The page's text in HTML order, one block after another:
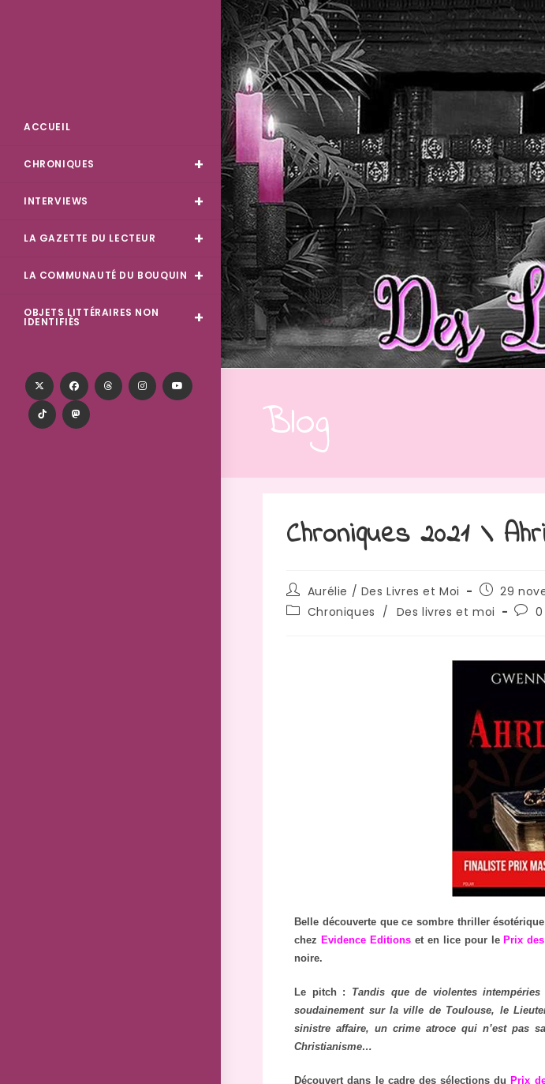
ACCUEIL
CHRONIQUES
INTERVIEWS
LA GAZETTE DU LECTEUR
LA COMMUNAUTÉ DU BOUQUIN
OBJETS LITTÉRAIRES NON
IDENTIFIÉS
Blog
Chroniques 2021 \
Aurélie / Des Livres et Moi
29
Chroniques / Des livres et moi
Belle découverte que ce sombre thriller
chez Evidence Editions et en lice pour le Prix
noire.
Le pitch : Tandis que de violentes intempéries
soudainement sur la ville de Toulouse, le
sinistre affaire, un crime atroce qui n’est pas
Christianisme…
Découvert dans le cadre des sélections du Prix